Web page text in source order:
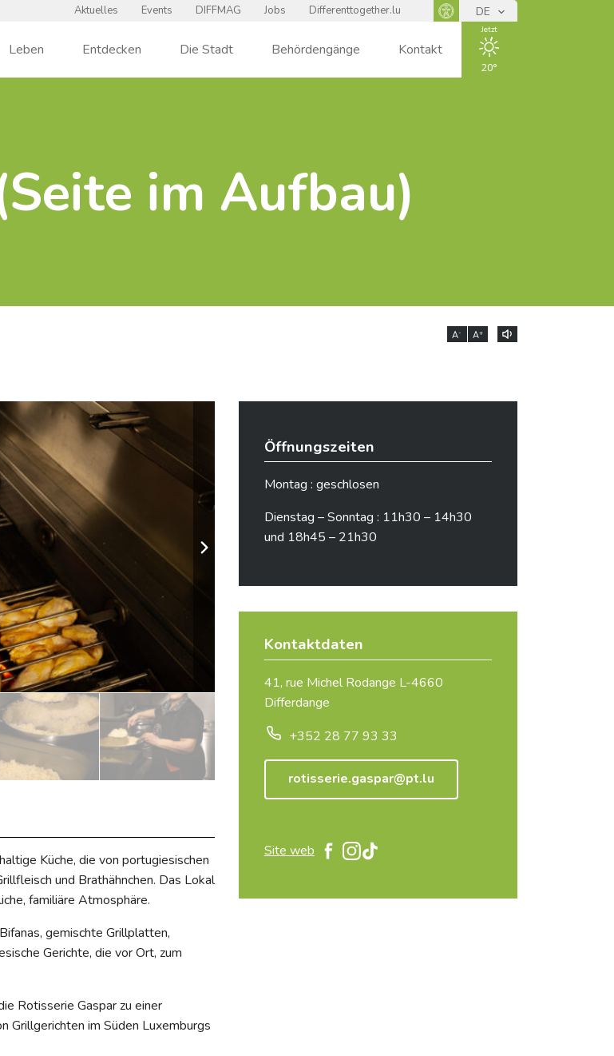
Aktuelles Events DIFFMAG Jobs
Differenttogether.lu
Panneau d'accessibilité
DE
Leben Entdecken Die Stadt Behördengänge Kontakt
Jetzt
20
im Aufbau)
A- A+
Küche, die von portugiesischen
und Brathähnchen. Das Lokal
familiäre Atmosphäre.
gemischte Grillplatten,
Gerichte, die vor Ort, zum
Rotisserie Gaspar zu einer
Grillgerichten im Süden Luxemburgs
Öffnungszeiten
Montag : geschlosen
Dienstag – Sonntag : 11h30 – 14h30
und 18h45 – 21h30
Kontaktdaten
41, rue Michel Rodange L-4660
Differdange
+352 28 77 93 33
rotisserie.gaspar@pt.lu
Site web